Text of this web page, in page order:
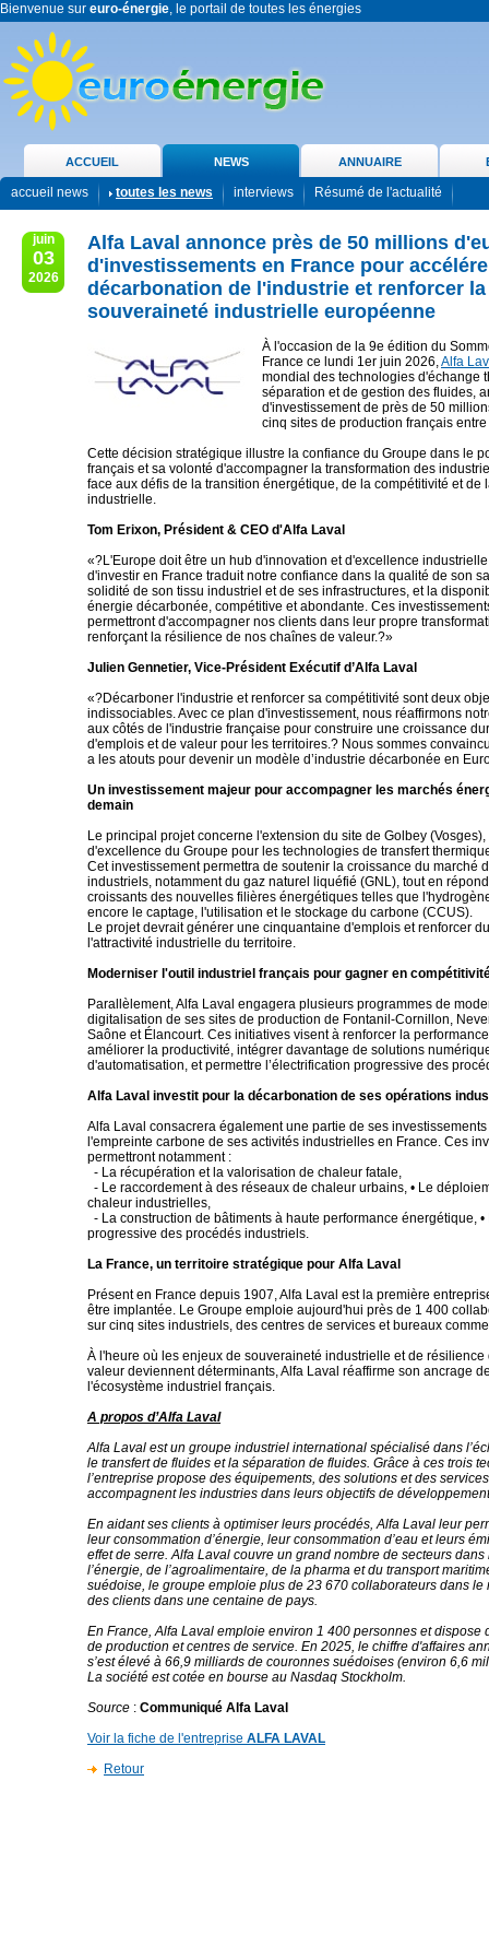
Bienvenue sur euro-énergie, le portail de toutes les énergies
ACCUEIL NEWS ANNUAIRE
accueil news toutes les news interviews Résumé de l'actualité
juin
03
2026
Alfa Laval annonce près de 50 millions
d'investissements en France pour
décarbonation de l'industrie et renforcer la
souveraineté industrielle européenne
À l'occasion de la 9e édition du
France ce lundi 1er juin 2026,Alfa
mondial des technologies d'échange
séparation et de gestion des fluides,
d'investissement de près de 50
cinq sites de production français
Cette décision stratégique illustre la confiance du Groupe dans le
français et sa volonté d'accompagner la transformation des
face aux défis de la transition énergétique, de la compétitivité et de
industrielle.
Tom Erixon, Président & CEO d'Alfa Laval
«?L'Europe doit être un hub d'innovation et d'excellence
d'investir en France traduit notre confiance dans la qualité de son
solidité de son tissu industriel et de ses infrastructures, et la
énergie décarbonée, compétitive et abondante. Ces
permettront d'accompagner nos clients dans leur propre
renforçant la résilience de nos chaînes de valeur.?»
Julien Gennetier, Vice-Président Exécutif d’Alfa Laval
«?Décarboner l'industrie et renforcer sa compétitivité sont deux
indissociables. Avec ce plan d'investissement, nous réaffirmons
aux côtés de l'industrie française pour construire une croissance
d'emplois et de valeur pour les territoires.? Nous sommes
a les atouts pour devenir un modèle d’industrie décarbonée en
Un investissement majeur pour accompagner les marchés
demain
Le principal projet concerne l'extension du site de Golbey (Vosges),
d'excellence du Groupe pour les technologies de transfert
Cet investissement permettra de soutenir la croissance du marché
industriels, notamment du gaz naturel liquéfié (GNL), tout en
croissants des nouvelles filières énergétiques telles que
encore le captage, l'utilisation et le stockage du carbone (CCUS).
Le projet devrait générer une cinquantaine d'emplois et renforcer
l'attractivité industrielle du territoire.
Moderniser l'outil industriel français pour gagner en
Parallèlement, Alfa Laval engagera plusieurs programmes de
digitalisation de ses sites de production de Fontanil-Cornillon,
Saône et Élancourt. Ces initiatives visent à renforcer la
améliorer la productivité, intégrer davantage de solutions
d'automatisation, et permettre l’électrification progressive des
Alfa Laval investit pour la décarbonation de ses opérations
Alfa Laval consacrera également une partie de ses
l'empreinte carbone de ses activités industrielles en France. Ces
permettront notamment :
- La récupération et la valorisation de chaleur fatale,
- Le raccordement à des réseaux de chaleur urbains, • Le
chaleur industrielles,
- La construction de bâtiments à haute performance énergétique,
progressive des procédés industriels.
La France, un territoire stratégique pour Alfa Laval
Présent en France depuis 1907, Alfa Laval est la première
être implantée. Le Groupe emploie aujourd'hui près de 1 400
sur cinq sites industriels, des centres de services et bureaux
À l'heure où les enjeux de souveraineté industrielle et de résilience
valeur deviennent déterminants, Alfa Laval réaffirme son ancrage
l'écosystème industriel français.
A propos d’Alfa Laval
Alfa Laval est un groupe industriel international spécialisé dans
le transfert de fluides et la séparation de fluides. Grâce à ces trois
l’entreprise propose des équipements, des solutions et des
accompagnent les industries dans leurs objectifs de
En aidant ses clients à optimiser leurs procédés, Alfa Laval leur
leur consommation d’énergie, leur consommation d’eau et leurs
effet de serre. Alfa Laval couvre un grand nombre de secteurs
l’énergie, de l’agroalimentaire, de la pharma et du transport
suédoise, le groupe emploie plus de 23 670 collaborateurs dans le
des clients dans une centaine de pays.
En France, Alfa Laval emploie environ 1 400 personnes et dispose
de production et centres de service. En 2025, le chiffre d'affaires
s’est élevé à 66,9 milliards de couronnes suédoises (environ 6,6
La société est cotée en bourse au Nasdaq Stockholm.
Source : Communiqué Alfa Laval
Voir la fiche de l'entreprise ALFA LAVAL
Retour